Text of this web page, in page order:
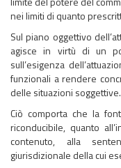
nei limiti di quanto
Sul piano oggettivo
agisce in virtù di un
sull’esigenza
funzionali a rendere
delle situazioni soggettive.
Ciò comporta che la
riconducibile, quanto
contenuto, alla
giurisdizionale della cui